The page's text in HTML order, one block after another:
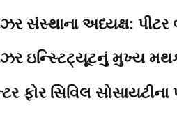
સંસ્થાના અધ્યક્ષ: પીટર
ઇન્સ્ટિટ્યૂટનું મુખ્ય
ફોર સિવિલ સોસાયટીના